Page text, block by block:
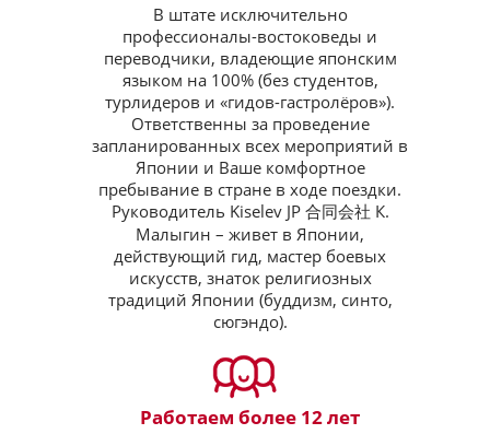
В штате исключительно
профессионалы-востоковеды и
переводчики, владеющие японским
языком на 100% (без студентов,
турлидеров и «гидов-гастролёров»).
Ответственны за проведение
запланированных всех мероприятий в
Японии и Ваше комфортное
пребывание в стране в ходе поездки.
Руководитель Kiselev JP 合同会社 К.
Малыгин – живет в Японии,
действующий гид, мастер боевых
искусств, знаток религиозных
традиций Японии (буддизм, синто,
сюгэндо).
Работаем более 12 лет